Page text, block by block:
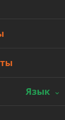
Язык